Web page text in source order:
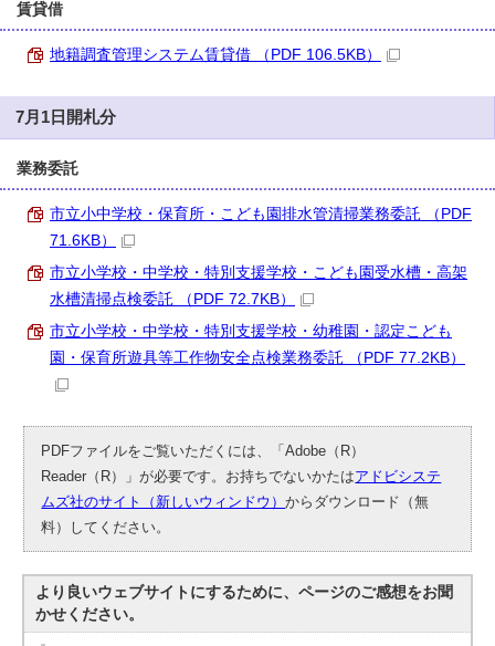
賃貸借
地籍調査管理システム賃貸借 （PDF 106.5KB）
7月1日開札分
業務委託
市立小中学校・保育所・こども園排水管清掃業務委託 （PDF
71.6KB）
市立小学校・中学校・特別支援学校・こども園受水槽・高架
水槽清掃点検委託 （PDF 72.7KB）
市立小学校・中学校・特別支援学校・幼稚園・認定こども
園・保育所遊具等工作物安全点検業務委託 （PDF 77.2KB）
PDFファイルをご覧いただくには、「Adobe（R）
Reader（R）」が必要です。お持ちでないかたはアドビシステ
ムズ社のサイト（新しいウィンドウ）からダウンロード（無
料）してください。
より良いウェブサイトにするために、ページのご感想をお聞
かせください。